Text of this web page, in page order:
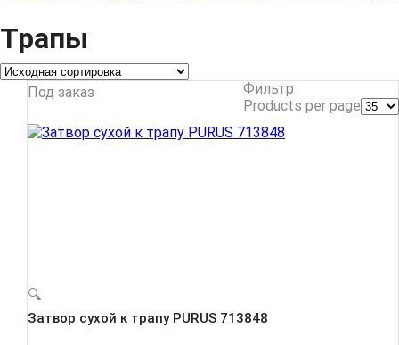
Трапы
Фильтр
Products per page
Под заказ
🔍
Затвор сухой к трапу PURUS 713848